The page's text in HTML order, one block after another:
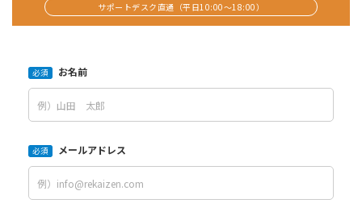
サポートデスク直通（平日10:00〜18:00）
必須 お名前
必須 メールアドレス